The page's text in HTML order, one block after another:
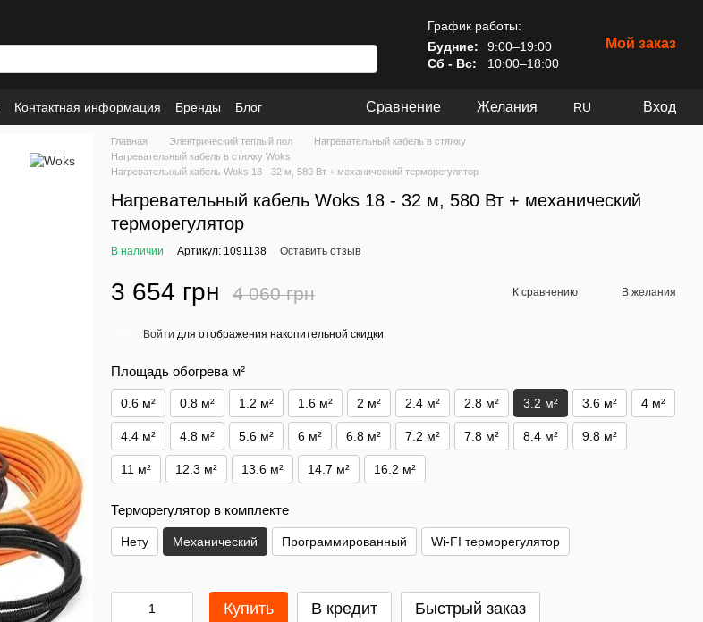
График работы:
Будние:
9:00–19:00
Сб - Вс:
10:00–18:00
Мой заказ
Контактная информация Бренды
Блог
Сравнение Желания RU Вход
Главная Электрический теплый пол
Нагревательный кабель в стяжку
Нагревательный кабель в стяжку Woks
Нагревательный кабель Woks 18 - 32 м, 580 Вт + механический терморегулятор
Нагревательный кабель Woks 18 - 32 м, 580 Вт + механический
терморегулятор
В наличии Артикул: 1091138 Оставить отзыв
3 654 грн 4 060 грн К сравнению В желания
Войти для отображения накопительной скидки
Площадь обогрева м²
0.6 м² 0.8 м² 1.2 м² 1.6 м² 2 м² 2.4 м² 2.8 м² 3.2 м² 3.6 м² 4 м²
4.4 м² 4.8 м² 5.6 м² 6 м² 6.8 м² 7.2 м² 7.8 м² 8.4 м² 9.8 м²
11 м² 12.3 м² 13.6 м² 14.7 м² 16.2 м²
Терморегулятор в комплекте
Нету Механический Программированный Wi-FI терморегулятор
Купить В кредит Быстрый заказ